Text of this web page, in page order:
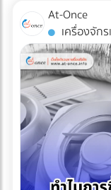
คาร์บอนในการส่ง
ภัณฑ์สำหรับโรงงานอาหารแช่แข็ง บท
ภัณฑ์รักษ์โลกในสาย
หลับตาเลือกวัสดุที่มี
วิศวกรรมที่ต้องรักษ
"การรักษาคุณภาพอ
ทำให้อาหารเสีย เกิ
เสียต่อสิ่งแวดล้อม
เสียอีก หัวใจสำคัญ
เข้าใจเทคโนโลยี
เติบโตได้อย่างยั่งยืน
หรือส่งออกไปยังปร
จีน ญี่ปุ่น หรืออาเซีย
(C/O) หรือหนังสือ
ยกเว้นภาษีนำเข้าไ
แต่ละประเทศมีควา
Commercial
หรือระบุเกณฑ์การ
อาจปฏิเสธฟอร์มนั้
(MFN Rate) แบบเ
ทาง (Restricted
สามารถนำเข้าได้ทั
แวดล้อมที่ไม่ได้มาต
นำเชื้อโรคชั้นดี นี่คื
เข้ามามีบทบาทสำคั
การปกป้องอุปกรณ์
มือแพทย์และคนไข้ Cleanroom ในอุตสาหกรรมพลาสติกการ
แพทย์ คืออะไร?
แวดล้อมอย่างเข้มง
อุณหภูมิ, ความชื้น, แ
อากาศประสิทธิภาพ
อนุภาคขนาดเล็ก
At-Once
เครื่องจัก